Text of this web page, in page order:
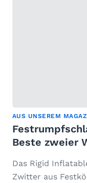
AUS UNSEREM
Beste zweier
Das Rigid
Zwitter aus